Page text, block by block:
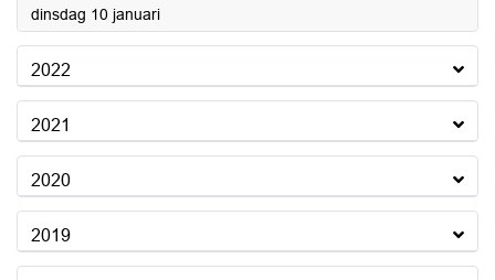
dinsdag 10 januari2023
2022
2021
2020
2019